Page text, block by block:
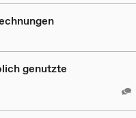
genutzte